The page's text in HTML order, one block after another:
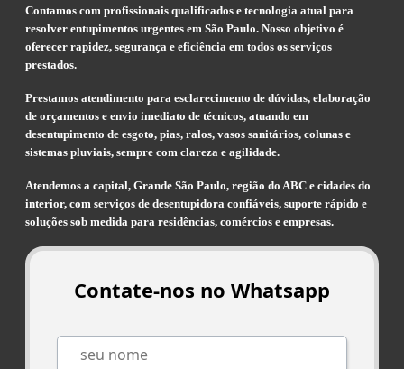
Contamos com profissionais qualificados e tecnologia atual para
resolver entupimentos urgentes em São Paulo. Nosso objetivo é
oferecer rapidez, segurança e eficiência em todos os serviços
prestados.
Prestamos atendimento para esclarecimento de dúvidas, elaboração
de orçamentos e envio imediato de técnicos, atuando em
desentupimento de esgoto, pias, ralos, vasos sanitários, colunas e
sistemas pluviais, sempre com clareza e agilidade.
Atendemos a capital, Grande São Paulo, região do ABC e cidades do
interior, com serviços de desentupidora confiáveis, suporte rápido e
soluções sob medida para residências, comércios e empresas.
Contate-nos no Whatsapp